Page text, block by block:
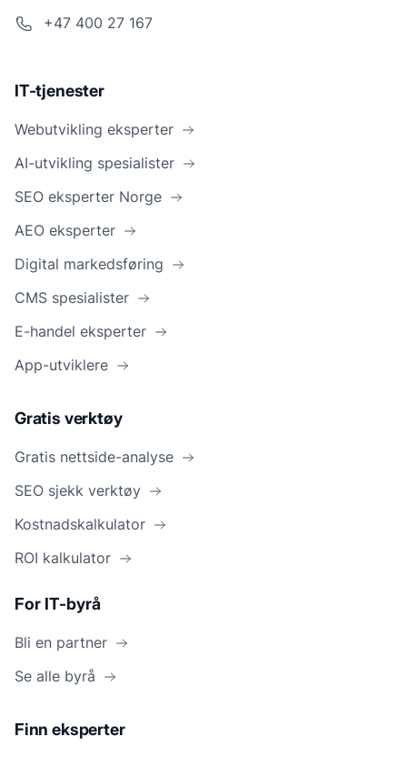
+47 400 27 167
IT-tjenester
Webutvikling eksperter
AI-utvikling spesialister
SEO eksperter Norge
AEO eksperter
Digital markedsføring
CMS spesialister
E-handel eksperter
App-utviklere
Gratis verktøy
Gratis nettside-analyse
SEO sjekk verktøy
Kostnadskalkulator
ROI kalkulator
For IT-byrå
Bli en partner
Se alle byrå
Finn eksperter